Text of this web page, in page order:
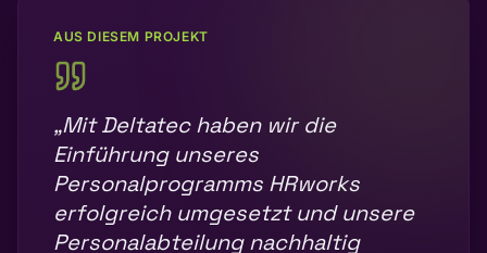
AUS DIESEM PROJEKT
„Mit Deltatec haben wir die
Einführung unseres
Personalprogramms HRworks
erfolgreich umgesetzt und unsere
Personalabteilung nachhaltig